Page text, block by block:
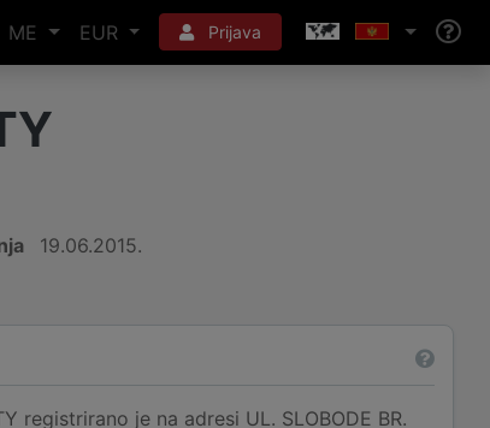
ME EUR Prijava
19.06.2015.
registrirano je na adresi UL. SLOBODE BR.